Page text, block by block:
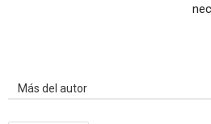
Más del autor